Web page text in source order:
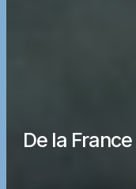
De la